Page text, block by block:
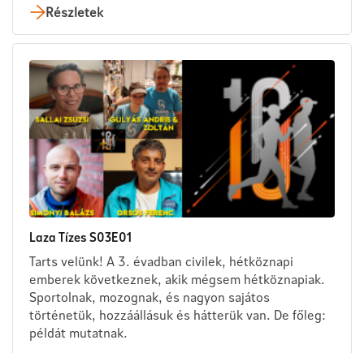
Részletek
Laza Tízes S03E01
Tarts velünk! A 3. évadban civilek, hétköznapi
emberek következnek, akik mégsem hétköznapiak.
Sportolnak, mozognak, és nagyon sajátos
történetük, hozzáállásuk és hátterük van. De főleg:
példát mutatnak.